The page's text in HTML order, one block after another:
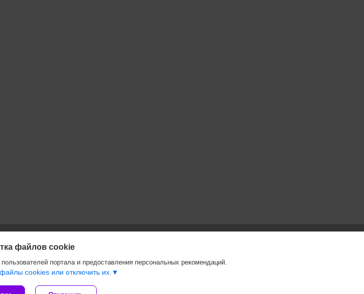
на платформе Deal.by
файлов cookies
файлов cookie
портала и предоставления персональных рекомендаций.
cookies или отключить их.
|
Пожаловаться на контент
Language ▼